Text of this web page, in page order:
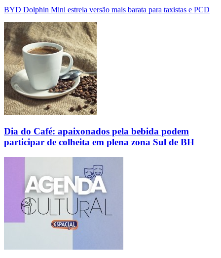
BYD Dolphin Mini estreia versão mais barata para taxistas e PCD
Dia do Café: apaixonados pela bebida podem
participar de colheita em plena zona Sul de BH